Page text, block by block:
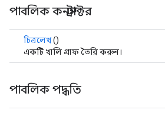
পাবলিক কনস্ট্রাক্টর
চিত্রলেখ()
একটি খালি গ্রাফ তৈরি করুন।
পাবলিক পদ্ধতি